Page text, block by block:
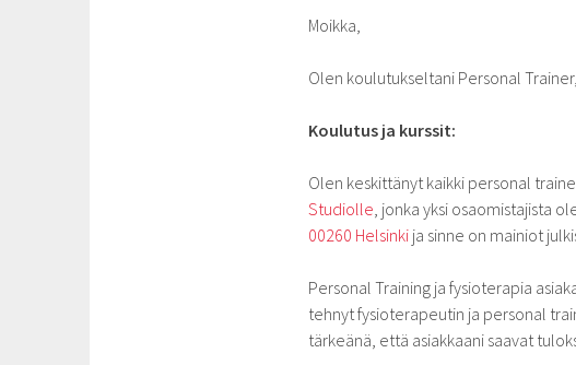
Moikka,
Olen koulutukseltani Personal
Koulutus ja kurssit:
Olen keskittänyt kaikki personal
Studiolle, jonka yksi osaomistajista
00260 Helsinki ja sinne on mainiot
Personal Training ja fysioterapia
tehnyt fysioterapeutin ja personal
tärkeänä, että asiakkaani saavat